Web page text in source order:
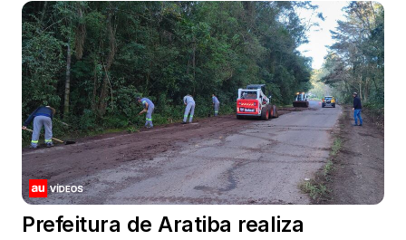
Prefeitura de Aratiba realiza